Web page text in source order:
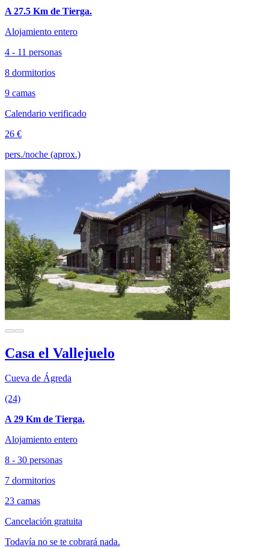
A 27.5 Km de Tierga.
Alojamiento entero
4 - 11 personas
8 dormitorios
9 camas
Calendario verificado
26 €
pers./noche (aprox.)
Casa el Vallejuelo
Cueva de Ágreda
(24)
A 29 Km de Tierga.
Alojamiento entero
8 - 30 personas
7 dormitorios
23 camas
Cancelación gratuita
Todavía no se te cobrará nada.